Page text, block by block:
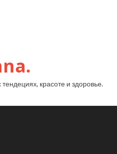
красоте и здоровье.